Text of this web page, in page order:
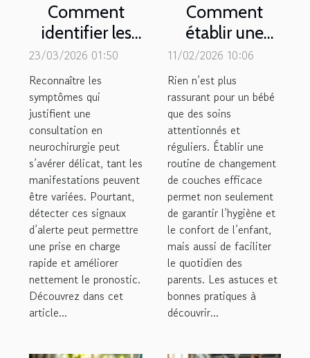
Comment
identifier les
symptômes
nécessitant
une
consultation
en
neurochirurgie
?
23/03/2026 01:50
Reconnaître les
symptômes qui
justifient une
consultation en
neurochirurgie peut
s’avérer délicat, tant les
manifestations peuvent
être variées. Pourtant,
détecter ces signaux
d’alerte peut permettre
une prise en charge
rapide et améliorer
nettement le pronostic.
Découvrez dans cet
article...
Comment
établir une
routine de
changement
de couches
efficace ?
11/02/2026 10:06
Rien n’est plus
rassurant pour un bébé
que des soins
attentionnés et
réguliers. Établir une
routine de changement
de couches efficace
permet non seulement
de garantir l’hygiène et
le confort de l’enfant,
mais aussi de faciliter
le quotidien des
parents. Les astuces et
bonnes pratiques à
découvrir...